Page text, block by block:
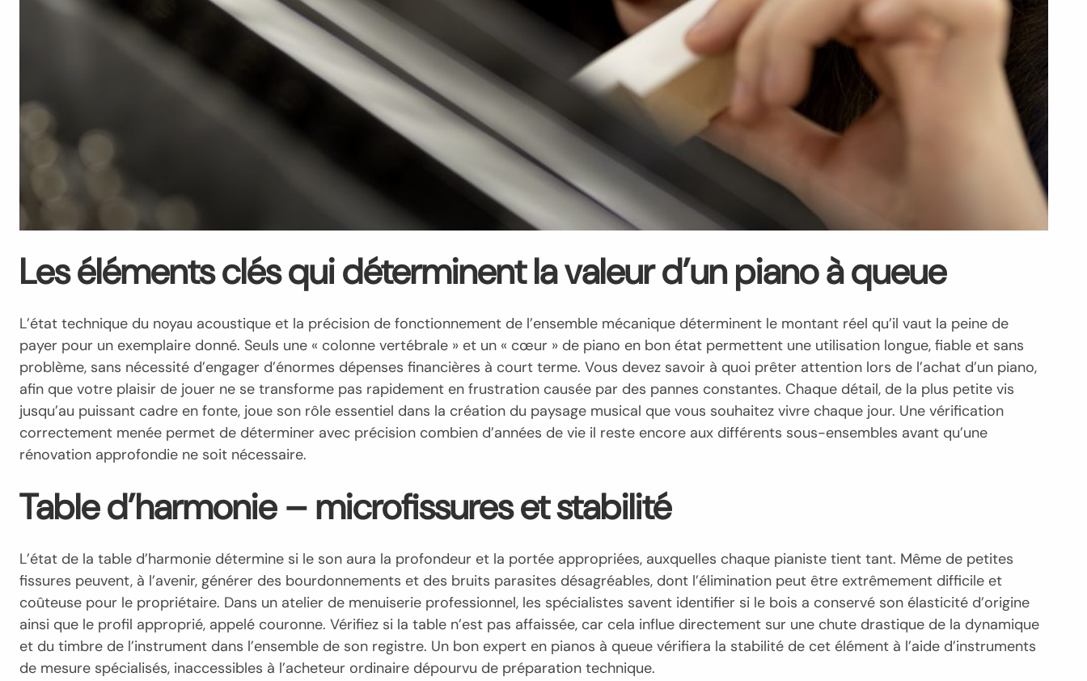
Les éléments clés qui déterminent la valeur d’un piano à queue
L’état technique du noyau acoustique et la précision de fonctionnement de l’ensemble mécanique déterminent le montant réel qu’il vaut la peine de
payer pour un exemplaire donné. Seuls une « colonne vertébrale » et un « cœur » de piano en bon état permettent une utilisation longue, fiable et sans
problème, sans nécessité d’engager d’énormes dépenses financières à court terme. Vous devez savoir à quoi prêter attention lors de l’achat d’un piano,
afin que votre plaisir de jouer ne se transforme pas rapidement en frustration causée par des pannes constantes. Chaque détail, de la plus petite vis
jusqu’au puissant cadre en fonte, joue son rôle essentiel dans la création du paysage musical que vous souhaitez vivre chaque jour. Une vérification
correctement menée permet de déterminer avec précision combien d’années de vie il reste encore aux différents sous-ensembles avant qu’une
rénovation approfondie ne soit nécessaire.
Table d’harmonie – microfissures et stabilité
L’état de la table d’harmonie détermine si le son aura la profondeur et la portée appropriées, auxquelles chaque pianiste tient tant. Même de petites
fissures peuvent, à l’avenir, générer des bourdonnements et des bruits parasites désagréables, dont l’élimination peut être extrêmement difficile et
coûteuse pour le propriétaire. Dans un atelier de menuiserie professionnel, les spécialistes savent identifier si le bois a conservé son élasticité d’origine
ainsi que le profil approprié, appelé couronne. Vérifiez si la table n’est pas affaissée, car cela influe directement sur une chute drastique de la dynamique
et du timbre de l’instrument dans l’ensemble de son registre. Un bon expert en pianos à queue vérifiera la stabilité de cet élément à l’aide d’instruments
de mesure spécialisés, inaccessibles à l’acheteur ordinaire dépourvu de préparation technique.